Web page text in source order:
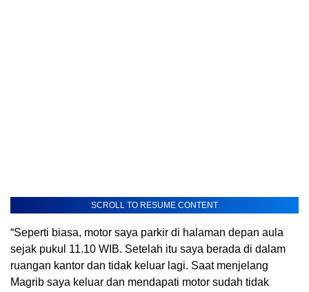
SCROLL TO RESUME CONTENT
“Seperti biasa, motor saya parkir di halaman depan aula
sejak pukul 11.10 WIB. Setelah itu saya berada di dalam
ruangan kantor dan tidak keluar lagi. Saat menjelang
Magrib saya keluar dan mendapati motor sudah tidak